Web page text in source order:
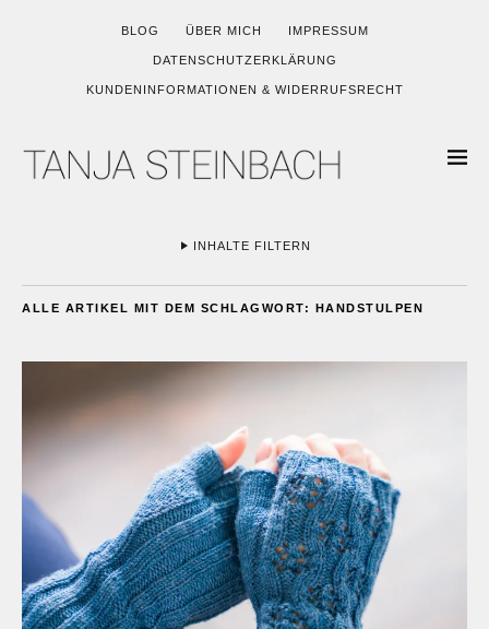
BLOG ÜBER MICH IMPRESSUM
DATENSCHUTZERKLÄRUNG
KUNDENINFORMATIONEN & WIDERRUFSRECHT
INHALTE FILTERN
ALLE ARTIKEL MIT DEM SCHLAGWORT: HANDSTULPEN